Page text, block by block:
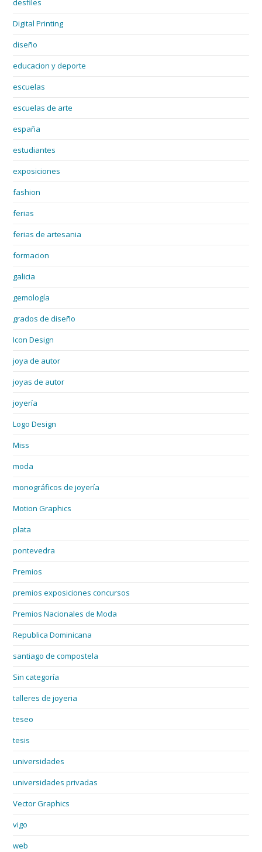
desfiles
Digital Printing
diseño
educacion y deporte
escuelas
escuelas de arte
españa
estudiantes
exposiciones
fashion
ferias
ferias de artesania
formacion
galicia
gemología
grados de diseño
Icon Design
joya de autor
joyas de autor
joyería
Logo Design
Miss
moda
monográficos de joyería
Motion Graphics
plata
pontevedra
Premios
premios exposiciones concursos
Premios Nacionales de Moda
Republica Dominicana
santiago de compostela
Sin categoría
talleres de joyeria
teseo
tesis
universidades
universidades privadas
Vector Graphics
vigo
web